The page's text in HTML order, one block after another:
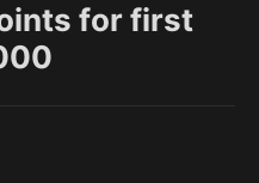
for first